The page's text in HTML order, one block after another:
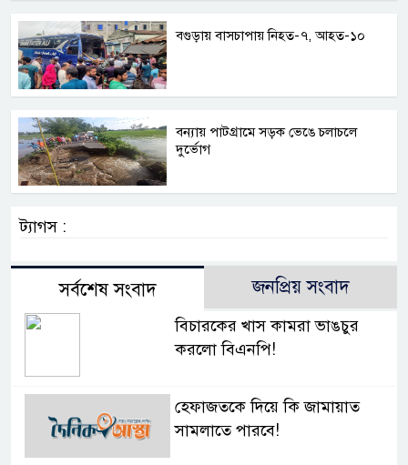
বগুড়ায় বাসচাপায় নিহত-৭, আহত-১০
বন্যায় পাটগ্রামে সড়ক ভেঙে চলাচলে
দুর্ভোগ
ট্যাগস :
সর্বশেষ সংবাদ জনপ্রিয় সংবাদ
বিচারকের খাস কামরা ভাঙচুর
করলো বিএনপি!
হেফাজতকে দিয়ে কি জামায়াত
সামলাতে পারবে!